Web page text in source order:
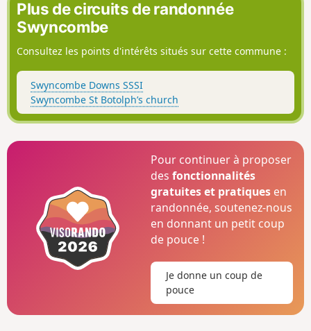
modérée sur des chemins et des sentiers non goudronnés
avec deux longues montées raides. Cette promenade
comporte deux échaliers et 10 barrières.
Plus de circuits de randonnée
Swyncombe
Consultez les points d'intérêts situés sur cette commune :
Swyncombe Downs SSSI
Swyncombe St Botolph’s church
Pour continuer à proposer
desfonctionnalités
gratuites et pratiques en
randonnée, soutenez-nous
en donnant un petit coup
de pouce !
Je donne un coup de
pouce